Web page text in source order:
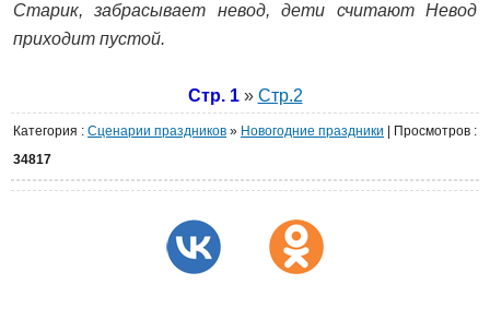
Старик, забрасывает невод, дети считают Невод
приходит пустой.
Стр. 1» Стр.2
Категория : Сценарии праздников » Новогодние праздники Просмотров :
34817